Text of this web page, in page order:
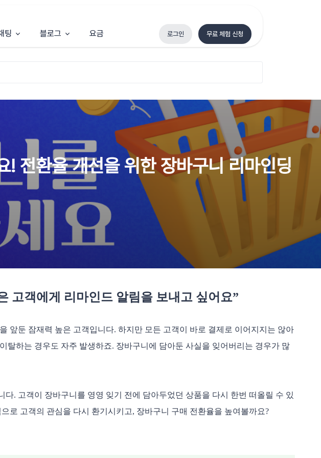
팅 블로그 요금 로그인 무료 체험 신청
! 전환율 개선을 위한 장바구니 리마인딩
고객에게 리마인드 알림을 보내고 싶어요”
앞둔 잠재력 높은 고객입니다. 하지만 모든 고객이 바로 결제로 이어지지는 않아
탈하는 경우도 자주 발생하죠. 장바구니에 담아둔 사실을 잊어버리는 경우가 많
다. 고객이 장바구니를 영영 잊기 전에 담아두었던 상품을 다시 한번 떠올릴 수 있
로 고객의 관심을 다시 환기시키고, 장바구니 구매 전환율을 높여볼까요?